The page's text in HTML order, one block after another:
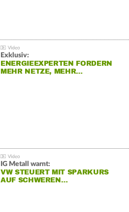
Exklusiv:
ENERGIEEXPERTEN FORDERN
MEHR NETZE, MEHR…
IG Metall warnt:
VW STEUERT MIT SPARKURS
AUF SCHWEREN…